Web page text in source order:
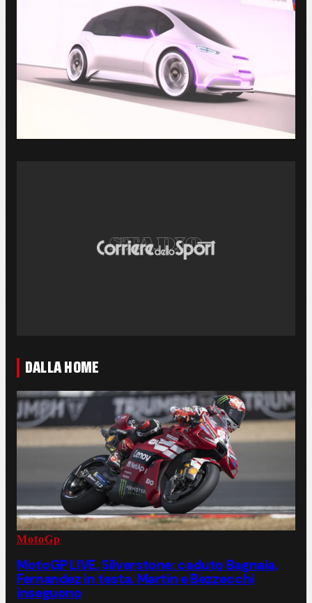
DALLA HOME
MotoGp
MotoGP LIVE, Silverstone: caduto Bagnaia,
Fernandez in testa. Martin e Bezzecchi
inseguono